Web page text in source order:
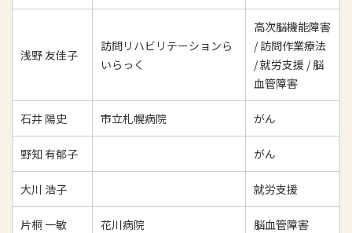
浅野 友佳子
訪問リハビリテーションら
いらっく
高次脳機能障害
/ 訪問作業療法
/ 就労支援 / 脳
血管障害
石井 陽史 市立札幌病院 がん
野知 有郁子 がん
大川 浩子 就労支援
片桐 一敏 花川病院 脳血管障害